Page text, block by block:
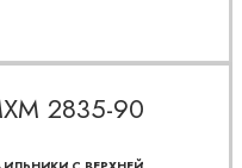
2835-90